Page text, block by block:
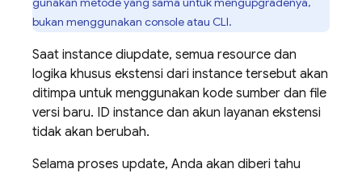
bukan menggunakan console atau CLI.
Saat instance diupdate, semua resource dan
logika khusus ekstensi dari instance tersebut akan
ditimpa untuk menggunakan kode sumber dan file
versi baru. ID instance dan akun layanan ekstensi
tidak akan berubah.
Selama proses update, Anda akan diberi tahu